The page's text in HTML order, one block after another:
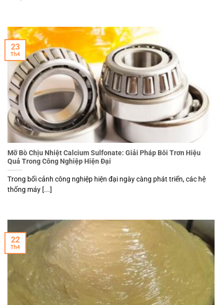
Mỡ Bò Chịu Nhiệt Calcium Sulfonate: Giải Pháp Bôi Trơn Hiệu
Quả Trong Công Nghiệp Hiện Đại
Trong bối cảnh công nghiệp hiện đại ngày càng phát triển, các hệ
thống máy [...]
23
Th4
22
Th4